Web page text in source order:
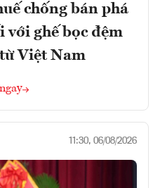
chống bán phá
với ghế bọc đệm
Việt Nam
11:30, 06/08/2026